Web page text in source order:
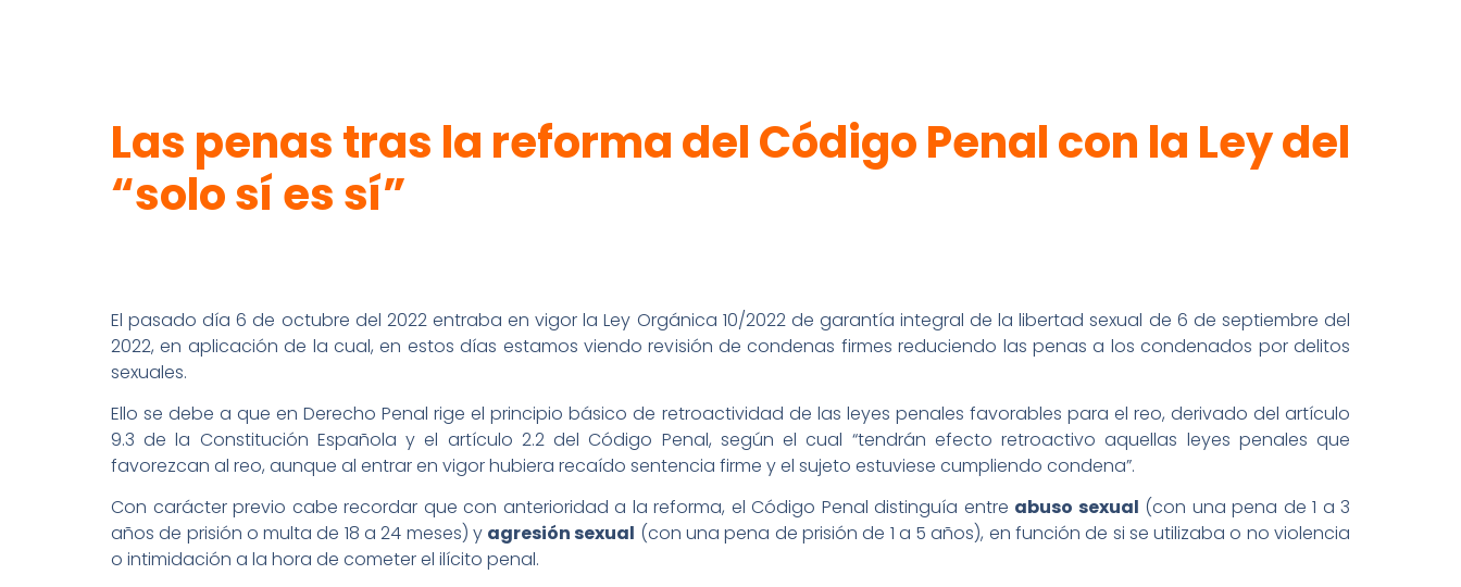
Las penas tras la reforma del Código Penal con la Ley del
“solo sí es sí”
El pasado día 6 de octubre del 2022 entraba en vigor la Ley Orgánica 10/2022 de garantía integral de la libertad sexual de 6 de septiembre del
2022, en aplicación de la cual, en estos días estamos viendo revisión de condenas firmes reduciendo las penas a los condenados por delitos
sexuales.
Ello se debe a que en Derecho Penal rige el principio básico de retroactividad de las leyes penales favorables para el reo, derivado del artículo
9.3 de la Constitución Española y el artículo 2.2 del Código Penal, según el cual “tendrán efecto retroactivo aquellas leyes penales que
favorezcan al reo, aunque al entrar en vigor hubiera recaído sentencia firme y el sujeto estuviese cumpliendo condena”.
Con carácter previo cabe recordar que con anterioridad a la reforma, el Código Penal distinguía entre abuso sexual (con una pena de 1 a 3
años de prisión o multa de 18 a 24 meses) y agresión sexual (con una pena de prisión de 1 a 5 años), en función de si se utilizaba o no violencia
o intimidación a la hora de cometer el ilícito penal.